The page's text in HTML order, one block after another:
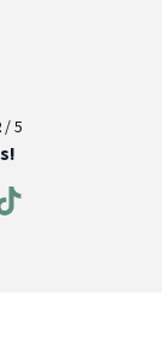
/ 5